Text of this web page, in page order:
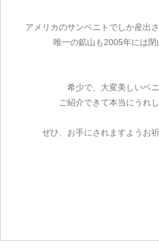
アメリカのサンベニトでしか産出
唯一の鉱山も2005年には閉
希少で、大変美しいベ
ご紹介できて本当にうれ
ぜひ、お手にされますようお